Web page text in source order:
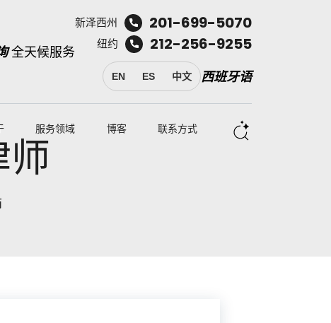
全天候服务
新泽西州 201-699-5070
纽约 212-256-9255
EN ES 中文 西班牙语
服务领域 博客 联系方式